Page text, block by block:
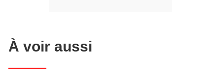
À voir aussi